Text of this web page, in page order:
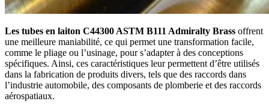
Les tubes en laiton C44300 ASTM B111 Admiralty Brass offrent
une meilleure maniabilité, ce qui permet une transformation facile,
comme le pliage ou l’usinage, pour s’adapter à des conceptions
spécifiques. Ainsi, ces caractéristiques leur permettent d’être utilisés
dans la fabrication de produits divers, tels que des raccords dans
l’industrie automobile, des composants de plomberie et des raccords
aérospatiaux.